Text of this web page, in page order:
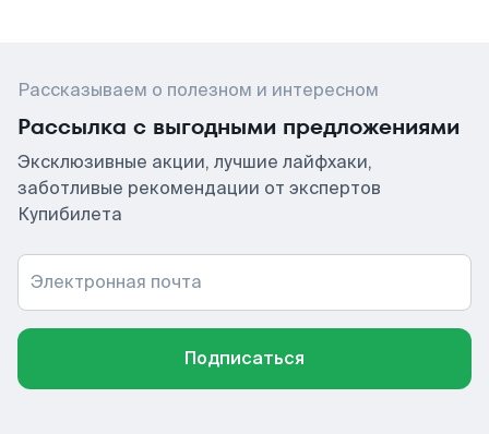
Рассказываем о полезном и интересном
Рассылка с выгодными предложениями
Эксклюзивные акции, лучшие лайфхаки,
заботливые рекомендации от экспертов
Купибилета
Электронная почта
Подписаться